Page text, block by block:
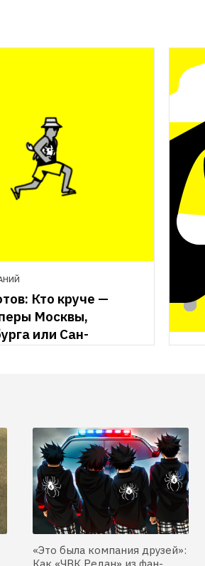
Кто круче —
Москвы,
или Сан-
в трёх
и выяснила, у кого
шансов.
об
«Это была компания друзей»:
Как «ЧВК Редан» из фан-